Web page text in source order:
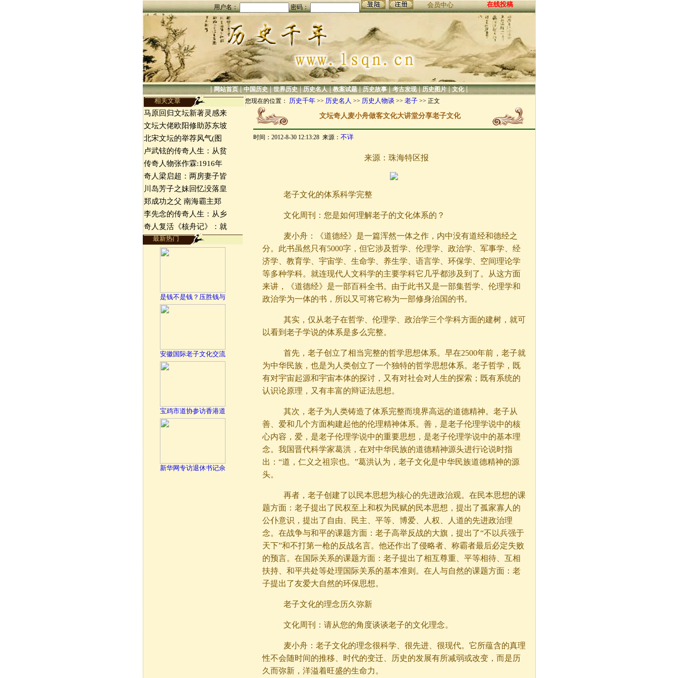
用户名： 密码： 会员中心 在线投稿
|网站首页|中国历史|世界历史|历史名人|教案试题|历史故事|考古发现|历史图片|文化|
相关文章
您现在的位置： 历史千年>> 历史名人 >> 历史人物谈 >> 老子>> 正文
马原回归文坛新著灵感来
文坛大佬欧阳修助苏东坡
北宋文坛的举荐风气(图
卢武铉的传奇人生：从贫
传奇人物张作霖:1916年
奇人梁启超：两房妻子皆
川岛芳子之妹回忆没落皇
郑成功之父 南海霸主郑
李先念的传奇人生：从乡
奇人复活《核舟记》：就
最新热门
是钱不是钱？压胜钱与
安徽国际老子文化交流
宝鸡市道协参访香港道
新华网专访退休书记佘
文坛奇人麦小舟做客文化大讲堂分享老子文化
时间：2012-8-30 12:13:28 来源： 不详
来源：珠海特区报
老子文化的体系科学完整
文化周刊：您是如何理解老子的文化体系的？
麦小舟：《道德经》是一篇浑然一体之作，内中没有道经和德经之
分。此书虽然只有5000字，但它涉及哲学、伦理学、政治学、军事学、经
济学、教育学、宇宙学、生命学、养生学、语言学、环保学、空间理论学
等多种学科。就连现代人文科学的主要学科它几乎都涉及到了。从这方面
来讲，《道德经》是一部百科全书。由于此书又是一部集哲学、伦理学和
政治学为一体的书，所以又可将它称为一部修身治国的书。
其实，仅从老子在哲学、伦理学、政治学三个学科方面的建树，就可
以看到老子学说的体系是多么完整。
首先，老子创立了相当完整的哲学思想体系。早在2500年前，老子就
为中华民族，也是为人类创立了一个独特的哲学思想体系。老子哲学，既
有对宇宙起源和宇宙本体的探讨，又有对社会对人生的探索；既有系统的
认识论原理，又有丰富的辩证法思想。
其次，老子为人类铸造了体系完整而境界高远的道德精神。老子从
善、爱和几个方面构建起他的伦理精神体系。善，是老子伦理学说中的核
心内容，爱，是老子伦理学说中的重要思想，是老子伦理学说中的基本理
念。我国晋代科学家葛洪，在对中华民族的道德精神源头进行论说时指
出：“道，仁义之祖宗也。”葛洪认为，老子文化是中华民族道德精神的源
头。
再者，老子创建了以民本思想为核心的先进政治观。在民本思想的课
题方面：老子提出了民权至上和权为民赋的民本思想，提出了孤家寡人的
公仆意识，提出了自由、民主、平等、博爱、人权、人道的先进政治理
念。在战争与和平的课题方面：老子高举反战的大旗，提出了“不以兵强于
天下”和不打第一枪的反战名言。他还作出了侵略者、称霸者最后必定失败
的预言。在国际关系的课题方面：老子提出了相互尊重、平等相待、互相
扶持、和平共处等处理国际关系的基本准则。在人与自然的课题方面：老
子提出了友爱大自然的环保思想。
老子文化的理念历久弥新
文化周刊：请从您的角度谈谈老子的文化理念。
麦小舟：老子文化的理念很科学、很先进、很现代。它所蕴含的真理
性不会随时间的推移、时代的变迁、历史的发展有所减弱或改变，而是历
久而弥新，洋溢着旺盛的生命力。